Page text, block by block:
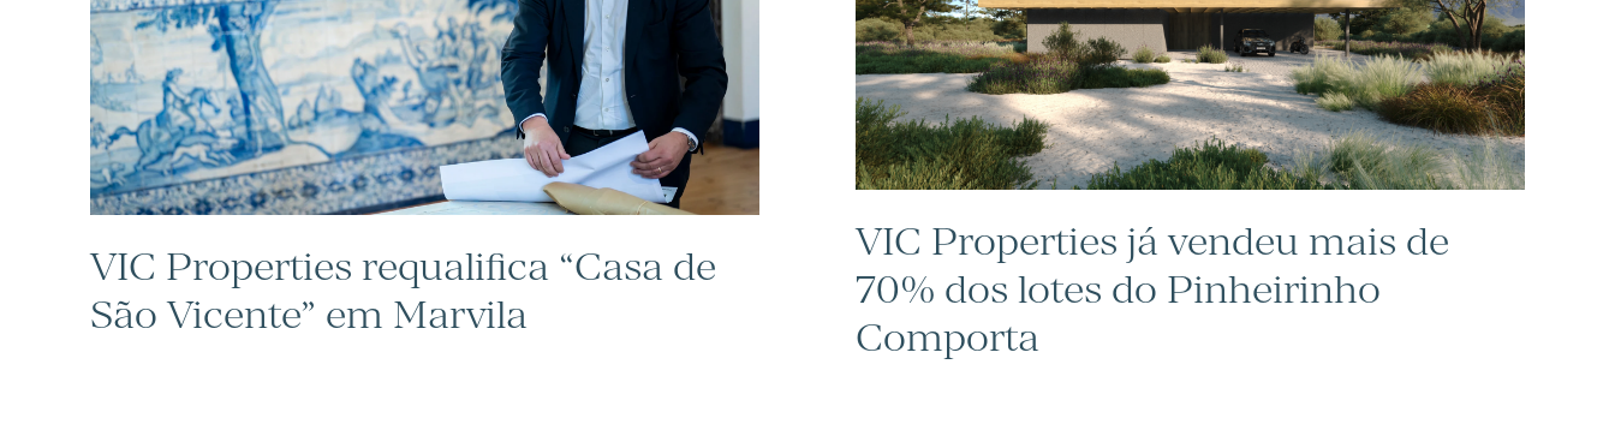
VIC Properties já vendeu mais de
70% dos lotes do Pinheirinho
Comporta
VIC Properties requalifica “Casa de
São Vicente” em Marvila